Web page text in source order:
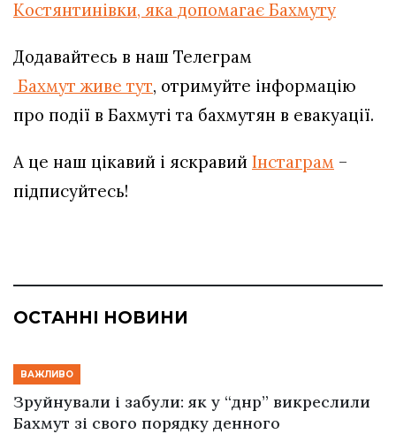
Костянтинівки, яка допомагає Бахмуту
Додавайтесь в наш Телеграм
Бахмут живе тут, отримуйте інформацію
про події в Бахмуті та бахмутян в евакуації.
А це наш цікавий і яскравий Інстаграм –
підписуйтесь!
ОСТАННІ НОВИНИ
ВАЖЛИВО
Зруйнували і забули: як у “днр” викреслили
Бахмут зі свого порядку денного